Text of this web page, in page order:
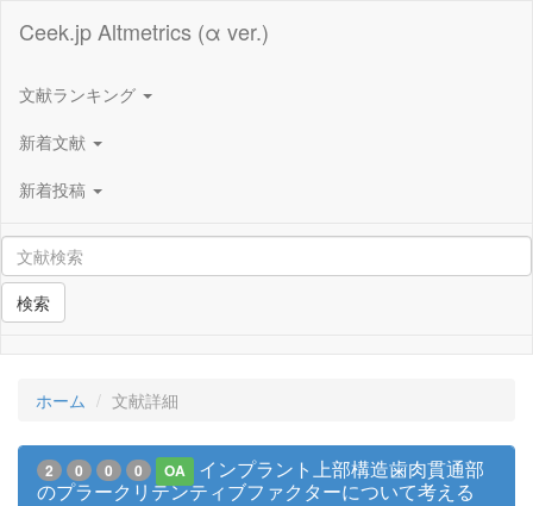
Ceek.jp Altmetrics (α ver.)
文献ランキング
新着文献
新着投稿
検索
ホーム 文献詳細
2 0 0 0 OA
インプラント上部構造歯肉貫通部
のプラークリテンティブファクターについて考える